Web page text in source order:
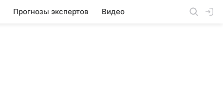
Прогнозы экспертов Видео